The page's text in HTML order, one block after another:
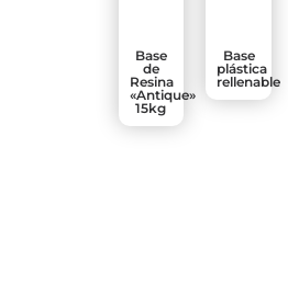
Base
de
Resina
«Antique»
15kg
Base
plástica
rellenable